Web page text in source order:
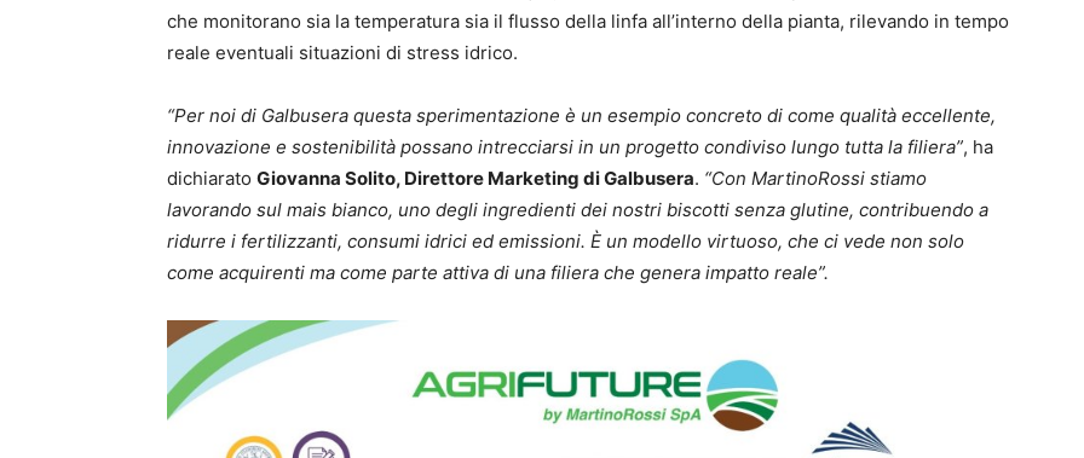
che monitorano sia la temperatura sia il flusso della linfa all’interno della pianta, rilevando in tempo
reale eventuali situazioni di stress idrico.
“Per noi di Galbusera questa sperimentazione è un esempio concreto di come qualità eccellente,
innovazione e sostenibilità possano intrecciarsi in un progetto condiviso lungo tutta la filiera”, ha
dichiarato Giovanna Solito, Direttore Marketing di Galbusera. “Con MartinoRossi stiamo
lavorando sul mais bianco, uno degli ingredienti dei nostri biscotti senza glutine, contribuendo a
ridurre i fertilizzanti, consumi idrici ed emissioni. È un modello virtuoso, che ci vede non solo
come acquirenti ma come parte attiva di una filiera che genera impatto reale”.